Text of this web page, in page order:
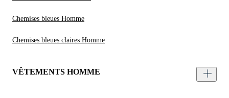
Chemises bleues Homme
Chemises bleues claires Homme
VÊTEMENTS HOMME